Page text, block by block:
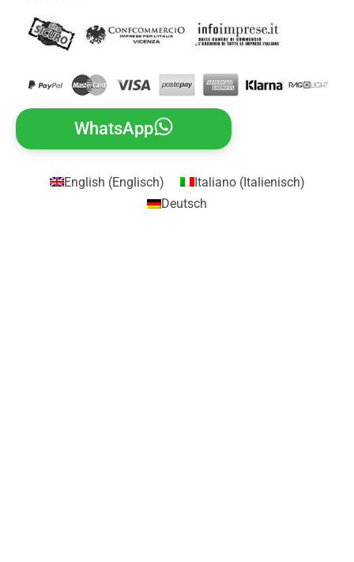
WhatsApp
English (Englisch) Italiano(Italienisch)
Deutsch